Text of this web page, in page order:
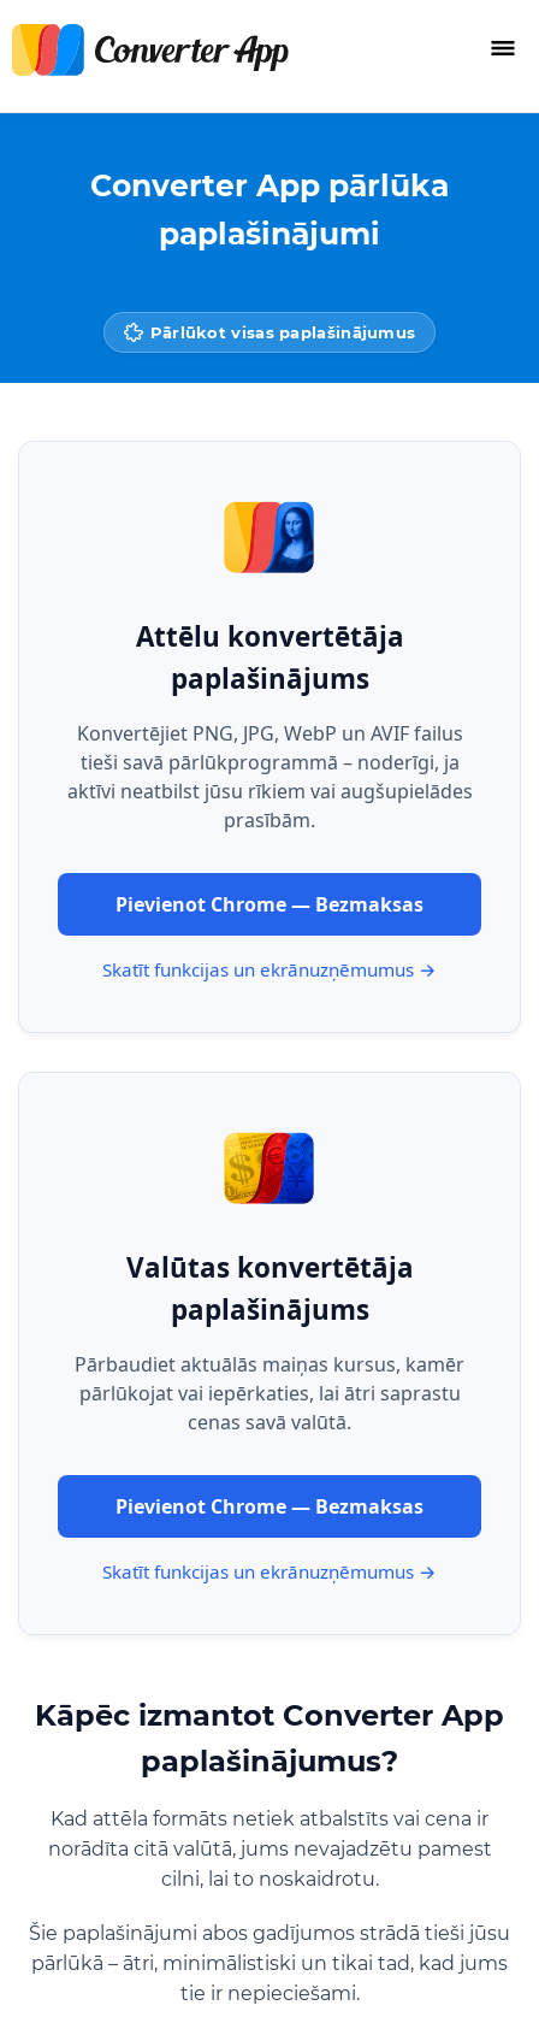
Converter App pārlūka
paplašinājumi
Pārlūkot visas paplašinājumus
Attēlu konvertētāja
paplašinājums
Konvertējiet PNG, JPG, WebP un AVIF failus
tieši savā pārlūkprogrammā – noderīgi, ja
aktīvi neatbilst jūsu rīkiem vai augšupielādes
prasībām.
Pievienot Chrome — Bezmaksas
Skatīt funkcijas un ekrānuzņēmumus →
Valūtas konvertētāja
paplašinājums
Pārbaudiet aktuālās maiņas kursus, kamēr
pārlūkojat vai iepērkaties, lai ātri saprastu
cenas savā valūtā.
Pievienot Chrome — Bezmaksas
Skatīt funkcijas un ekrānuzņēmumus →
Kāpēc izmantot Converter App
paplašinājumus?
Kad attēla formāts netiek atbalstīts vai cena ir
norādīta citā valūtā, jums nevajadzētu pamest
cilni, lai to noskaidrotu.
Šie paplašinājumi abos gadījumos strādā tieši jūsu
pārlūkā – ātri, minimālistiski un tikai tad, kad jums
tie ir nepieciešami.